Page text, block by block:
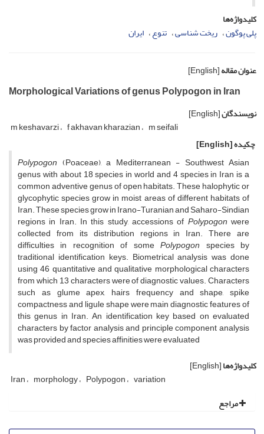
کلیدواژه‌ها
پلی پوگون ریخت شناسی تنوع ایران
عنوان مقاله[English]
Morphological Variations of genus Polypogon in Iran
نویسندگان[English]
m keshavarzi f akhavan kharazian m seifali
چکیده[English]
Polypogon (Poaceae), a Mediterranean - Southwest Asian
genus with about 18 species in world and 4 species in Iran is a
common adventive genus of open habitats. These halophytic or
glycophytic species grow in moist areas of different habitats of
Iran. These species grow in Irano-Turanian and Saharo-Sindian
regions in Iran. In this study, accessions of Polypogon were
collected from its distribution regions in Iran. There are
difficulties in recognition of somePolypogon species by
traditional identification keys. Biometrical analysis was done
using 46 quantitative and qualitative morphological characters
from which 13 characters were of diagnostic values. Characters
such as glume apex, hairs frequency and shape, spike
compactness and ligule shape were main diagnostic features of
this genus in Iran. An identification key based on evaluated
characters by factor analysis and principle component analysis
was provided and species affinities were evaluated
کلیدواژه‌ها[English]
Iran morphology Polypogon variation
مراجع